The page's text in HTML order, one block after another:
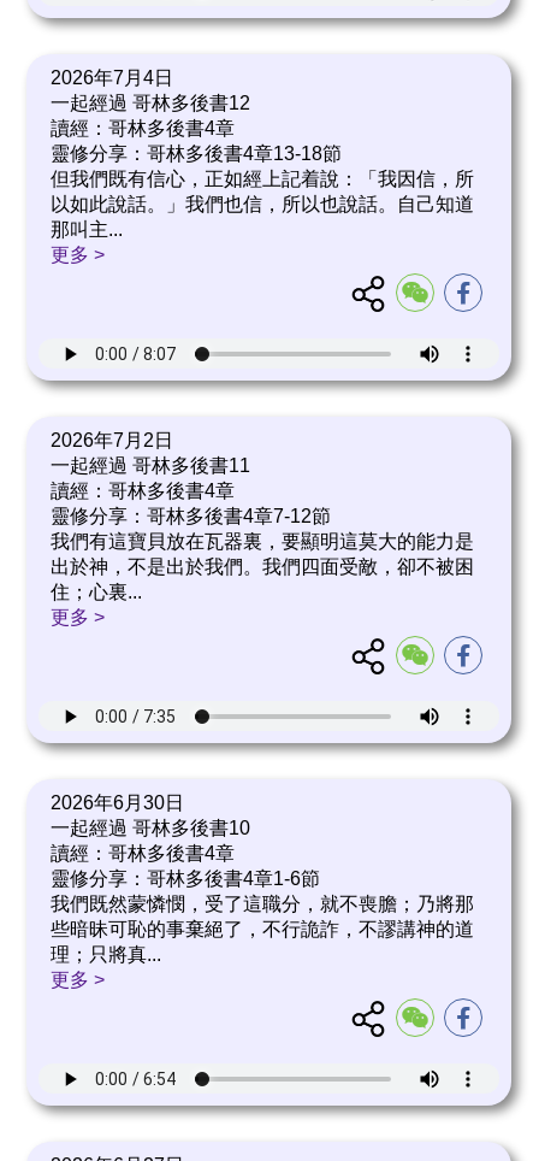
2026年7月4日
一起經過 哥林多後書12
讀經：哥林多後書4章
靈修分享：哥林多後書4章13-18節
但我們既有信心，正如經上記着說：「我因信，所
以如此說話。」我們也信，所以也說話。自己知道
那叫主...
更多 >
2026年7月2日
一起經過 哥林多後書11
讀經：哥林多後書4章
靈修分享：哥林多後書4章7-12節
我們有這寶貝放在瓦器裏，要顯明這莫大的能力是
出於神，不是出於我們。我們四面受敵，卻不被困
住；心裏...
更多 >
2026年6月30日
一起經過 哥林多後書10
讀經：哥林多後書4章
靈修分享：哥林多後書4章1-6節
我們既然蒙憐憫，受了這職分，就不喪膽；乃將那
些暗昧可恥的事棄絕了，不行詭詐，不謬講神的道
理；只將真...
更多 >